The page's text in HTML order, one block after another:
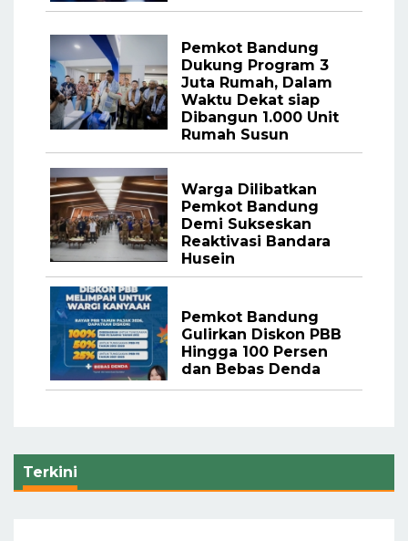
Pemkot Bandung
Dukung Program 3
Juta Rumah, Dalam
Waktu Dekat siap
Dibangun 1.000 Unit
Rumah Susun
Warga Dilibatkan
Pemkot Bandung
Demi Sukseskan
Reaktivasi Bandara
Husein
Pemkot Bandung
Gulirkan Diskon PBB
Hingga 100 Persen
dan Bebas Denda
Terkini